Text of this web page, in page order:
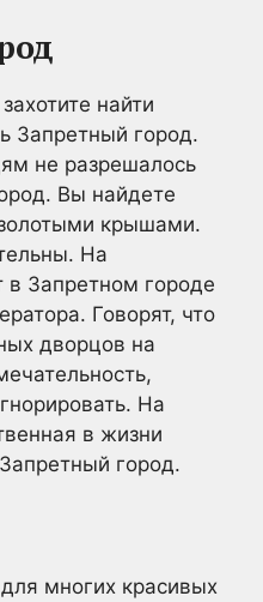
найти
Запретный город.
не разрешалось
Вы найдете
крышами.
На
в Запретном городе
Говорят, что
дворцов на
На
в жизни
город.
многих красивых